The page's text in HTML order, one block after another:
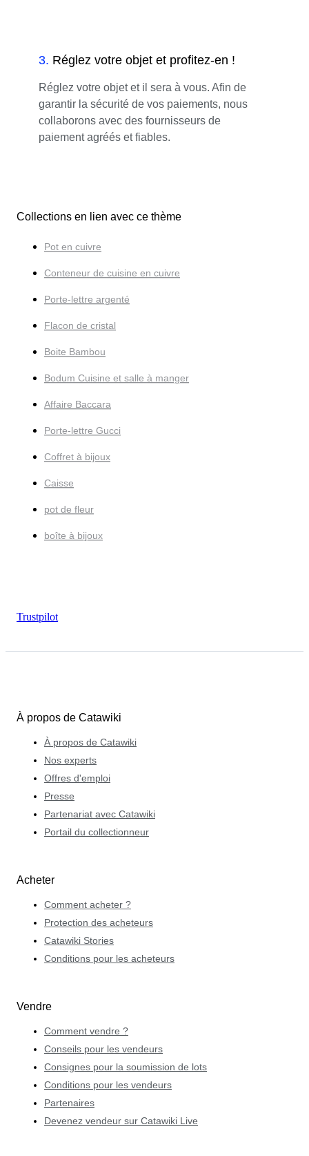
3. Réglez votre objet et profitez-en !
Réglez votre objet et il sera à vous. Afin de
garantir la sécurité de vos paiements, nous
collaborons avec des fournisseurs de
paiement agréés et fiables.
Collections en lien avec ce thème
Pot en cuivre
Conteneur de cuisine en cuivre
Porte-lettre argenté
Flacon de cristal
Boite Bambou
Bodum Cuisine et salle à manger
Affaire Baccara
Porte-lettre Gucci
Coffret à bijoux
Caisse
pot de fleur
boîte à bijoux
Trustpilot
À propos de Catawiki
À propos de Catawiki
Nos experts
Offres d'emploi
Presse
Partenariat avec Catawiki
Portail du collectionneur
Acheter
Comment acheter ?
Protection des acheteurs
Catawiki Stories
Conditions pour les acheteurs
Vendre
Comment vendre ?
Conseils pour les vendeurs
Consignes pour la soumission de lots
Conditions pour les vendeurs
Partenaires
Devenez vendeur sur Catawiki Live